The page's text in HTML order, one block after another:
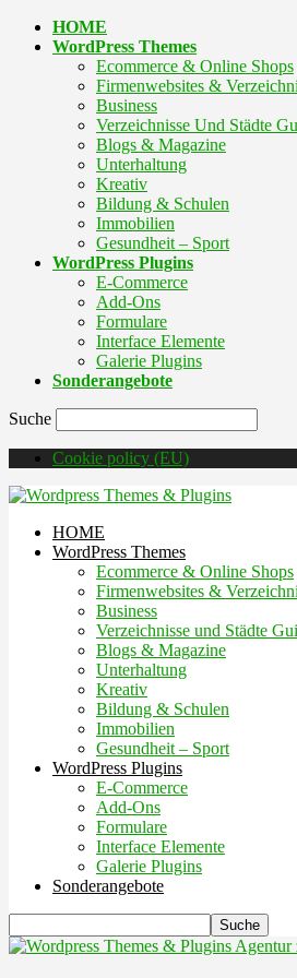
HOME
WordPress Themes
Ecommerce & Online Shops
Firmenwebsites &
Business
Verzeichnisse Und Städte
Blogs & Magazine
Unterhaltung
Kreativ
Bildung & Schulen
Immobilien
Gesundheit – Sport
WordPress Plugins
E-Commerce
Add-Ons
Formulare
Interface Elemente
Galerie Plugins
Sonderangebote
Suche
Cookie policy (EU)
HOME
WordPress Themes
Ecommerce & Online Shops
Firmenwebsites &
Business
Verzeichnisse und Städte
Blogs & Magazine
Unterhaltung
Kreativ
Bildung & Schulen
Immobilien
Gesundheit – Sport
WordPress Plugins
E-Commerce
Add-Ons
Formulare
Interface Elemente
Galerie Plugins
Sonderangebote
Agentur